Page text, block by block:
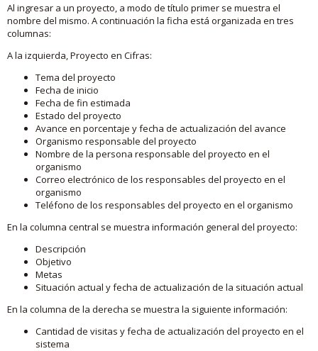
Al ingresar a un proyecto, a modo de título primer se muestra el
nombre del mismo. A continuación la ficha está organizada en tres
columnas:
A la izquierda, Proyecto en Cifras:
Tema del proyecto
Fecha de inicio
Fecha de fin estimada
Estado del proyecto
Avance en porcentaje y fecha de actualización del avance
Organismo responsable del proyecto
Nombre de la persona responsable del proyecto en el
organismo
Correo electrónico de los responsables del proyecto en el
organismo
Teléfono de los responsables del proyecto en el organismo
En la columna central se muestra información general del proyecto:
Descripción
Objetivo
Metas
Situación actual y fecha de actualización de la situación actual
En la columna de la derecha se muestra la siguiente información:
Cantidad de visitas y fecha de actualización del proyecto en el
sistema